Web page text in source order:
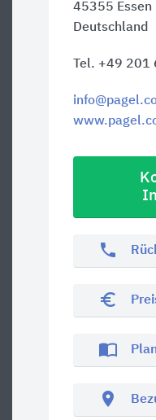
45355 Essen
Deutschland
Tel. +49
phone
euro_symbol
import_contacts
location_on